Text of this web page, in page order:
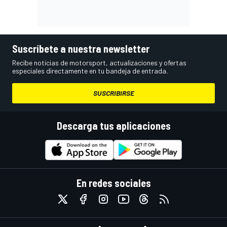
Suscríbete a nuestra newsletter
Recibe noticias de motorsport, actualizaciones y ofertas
especiales directamente en tu bandeja de entrada.
SUSCRIBIRSE
Descarga tus aplicaciones
En redes sociales